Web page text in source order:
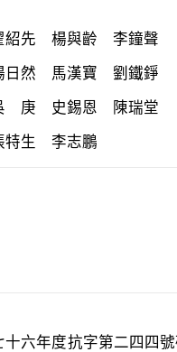
六年度抗字第二四四